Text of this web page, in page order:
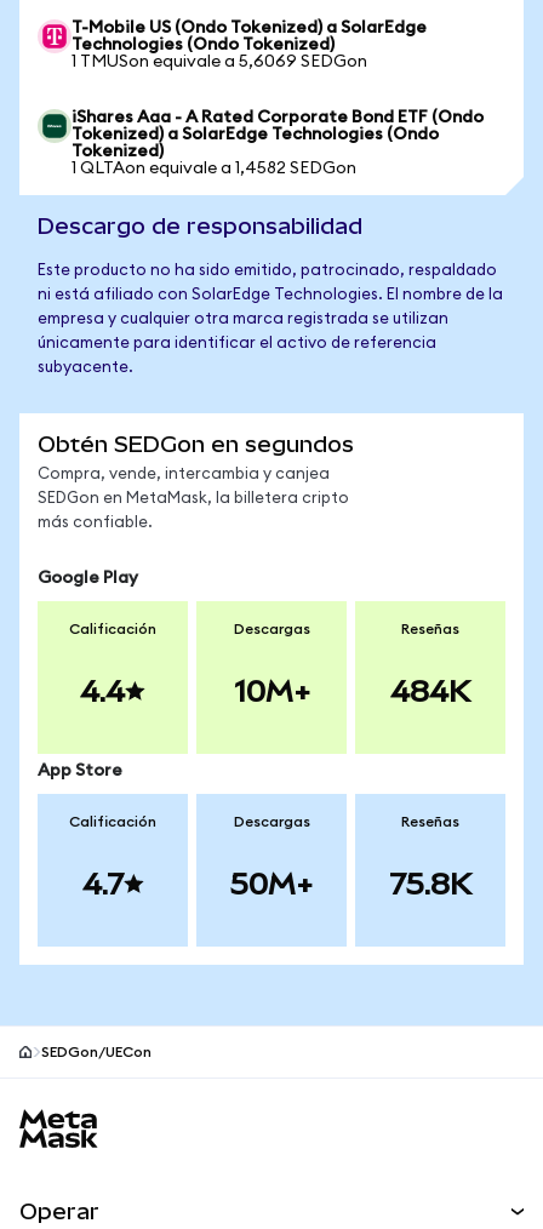
T-Mobile US (Ondo Tokenized) a SolarEdge
Technologies (Ondo Tokenized)
1 TMUSon equivale a 5,6069 SEDGon
iShares Aaa - A Rated Corporate Bond ETF (Ondo
Tokenized) a SolarEdge Technologies (Ondo
Tokenized)
1 QLTAon equivale a 1,4582 SEDGon
Descargo de responsabilidad
Este producto no ha sido emitido, patrocinado, respaldado
ni está afiliado con SolarEdge Technologies. El nombre de la
empresa y cualquier otra marca registrada se utilizan
únicamente para identificar el activo de referencia
subyacente.
Obtén SEDGon en segundos
Compra, vende, intercambia y canjea
SEDGon en MetaMask, la billetera cripto
más confiable.
Google Play
Calificación
4.4
Descargas
10M+
Reseñas
484K
App Store
Calificación
4.7
Descargas
50M+
Reseñas
75.8K
SEDGon/UECon
Operar